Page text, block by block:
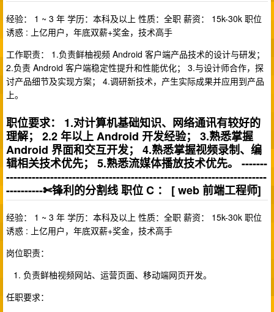
经验： 1 ~ 3 年 学历：本科及以上 性质：全职 薪资： 15k-30k 职位
诱惑 : 上亿用户，年底双薪+奖金，技术高手
工作职责： 1.负责鲜柚视频 Android 客户端产品技术的设计与研发；
2.负责 Android 客户端稳定性提升和性能优化； 3.与设计师合作，探
讨产品细节及实现方案； 4.调研新技术，产生实际成果并应用到产品
上。
职位要求： 1.对计算机基础知识、网络通讯有较好的
理解； 2.2 年以上 Android 开发经验； 3.熟悉掌握
Android 界面和交互开发； 4.熟悉掌握视频录制、编
辑相关技术优先； 5.熟悉流媒体播放技术优先。 -------
-----------------------------------------------------------------------
----------✄锋利的分割线 职位 C ： [ web 前端工程师]
经验： 1 ~ 3 年 学历：本科及以上 性质：全职 薪资： 15k-30k 职位
诱惑 : 上亿用户，年底双薪+奖金，技术高手
岗位职责：
负责鲜柚视频网站、运营页面、移动端网页开发。
任职要求：